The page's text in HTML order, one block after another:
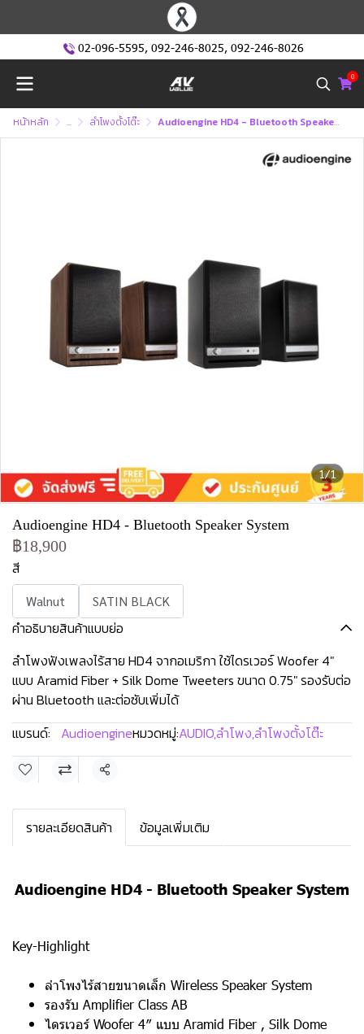
02-096-5595, 092-246-8025, 092-246-8026
0
หน้าหลัก ... ลำโพงตั้งโต๊ะ Audioengine HD4 - Bluetooth Speaker System
1/1
Audioengine HD4 - Bluetooth Speaker System
฿18,900
สี
Walnut SATIN BLACK
คำอธิบายสินค้าแบบย่อ
ลำโพงฟังเพลงไร้สาย HD4 จากอเมริกา ใช้ไดรเวอร์ Woofer 4″
แบบ Aramid Fiber + Silk Dome Tweeters ขนาด 0.75″ รองรับต่อ
ผ่าน Bluetooth และต่อซับเพิ่มได้
แบรนด์:
Audioengineหมวดหมู่:AUDIO,ลำโพง,ลำโพงตั้งโต๊ะ
แชร์
รายละเอียดสินค้า ข้อมูลเพิ่มเติม
Audioengine HD4 - Bluetooth Speaker System
Key-Highlight
ลำโพงไร้สายขนาดเล็ก Wireless Speaker System
รองรับ Amplifier Class AB
ไดรเวอร์ Woofer 4″ แบบ Aramid Fiber , Silk Dome